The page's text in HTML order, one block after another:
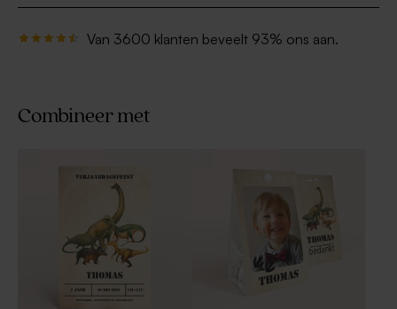
Van 3600 klanten beveelt 93% ons aan.
Combineer met